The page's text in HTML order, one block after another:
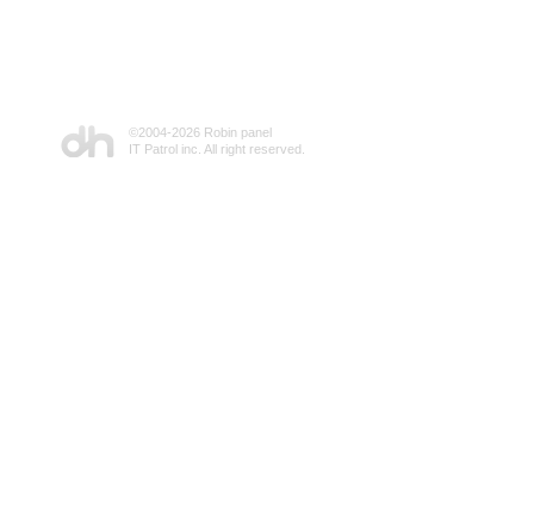
©2004-2026 Robin panel
IT Patrol inc. All right reserved.